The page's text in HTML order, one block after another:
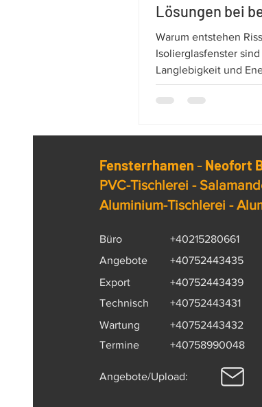
Lösungen bei
PVC- oder
Warum entstehen
Isolierglasfenster
Langlebigkeit und
Dennoch kann es in
zu Rissen im Glas
beeinträchtigt.
Fensterrhamen - Neofort
PVC-Tischlerei -
Aluminium-Tischlerei -
Büro
+40215280661
Angebote
+40752443435
Export
+40752443439
Technisch
+40752443431
Wartung
+40752443432
Termine
+40758990048
Angebote/Upload: